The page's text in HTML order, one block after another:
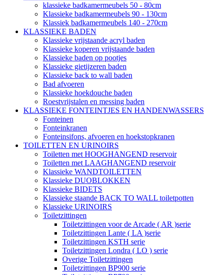
klassieke badkamermeubels 50 - 80cm
Klassieke badkamermeubels 90 - 130cm
Klassiek badkamermeubels 140 - 270cm
KLASSIEKE BADEN
Klassieke vrijstaande acryl baden
Klassieke koperen vrijstaande baden
Klassieke baden op pootjes
Klassieke gietijzeren baden
Klassieke back to wall baden
Bad afvoeren
Klassieke hoekdouche baden
Roestvrijstalen en messing baden
KLASSIEKE FONTEINTJES EN HANDENWASSERS
Fonteinen
Fonteinkranen
Fonteinsifons, afvoeren en hoekstopkranen
TOILETTEN EN URINOIRS
Toiletten met HOOGHANGEND reservoir
Toiletten met LAAGHANGEND reservoir
Klassieke WANDTOILETTEN
Klassieke DUOBLOKKEN
Klassieke BIDETS
Klassieke staande BACK TO WALL toiletpotten
Klassieke URINOIRS
Toiletzittingen
Toiletzittingen voor de Arcade ( AR )serie
Toiletzittingen Lante ( LA )serie
Toiletzittingen KSTH serie
Toiletzittingen Londra ( LO ) serie
Overige Toiletzittingen
Toiletzittingen BP900 serie